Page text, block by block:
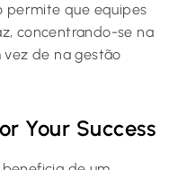
permite que equipes
concentrando-se na
de na gestão
Your Success